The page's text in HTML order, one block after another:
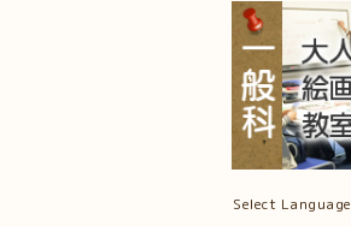
Select Language